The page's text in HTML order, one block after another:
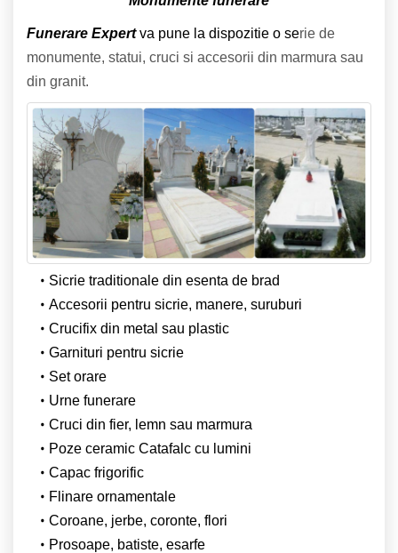
Funerare Expertva pune la dispozitie o serie de
monumente, statui, cruci si accesorii din marmura sau
din granit.
Sicrie traditionale din esenta de brad
Accesorii pentru sicrie, manere, suruburi
Crucifix din metal sau plastic
Garnituri pentru sicrie
Set orare
Urne funerare
Cruci din fier, lemn sau marmura
Poze ceramic Catafalc cu lumini
Capac frigorific
Flinare ornamentale
Coroane, jerbe, coronte, flori
Prosoape, batiste, esarfe